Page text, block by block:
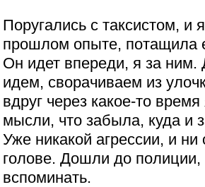
Поругались с таксистом, и
прошлом опыте, потащила
Он идет впереди, я за ним.
идем, сворачиваем из
вдруг через какое-то
мысли, что забыла, куда и
Уже никакой агрессии, и
голове. Дошли до
вспоминать.